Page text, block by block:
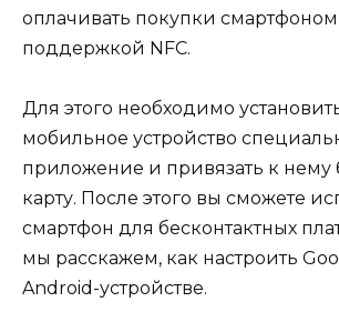
оплачивать покупки
поддержкой NFC.
Для этого необходимо
мобильное устройство
приложение и привязать к нему
карту. После этого вы сможете
смартфон для бесконтактных
мы расскажем, как настроить
Android-устройстве.